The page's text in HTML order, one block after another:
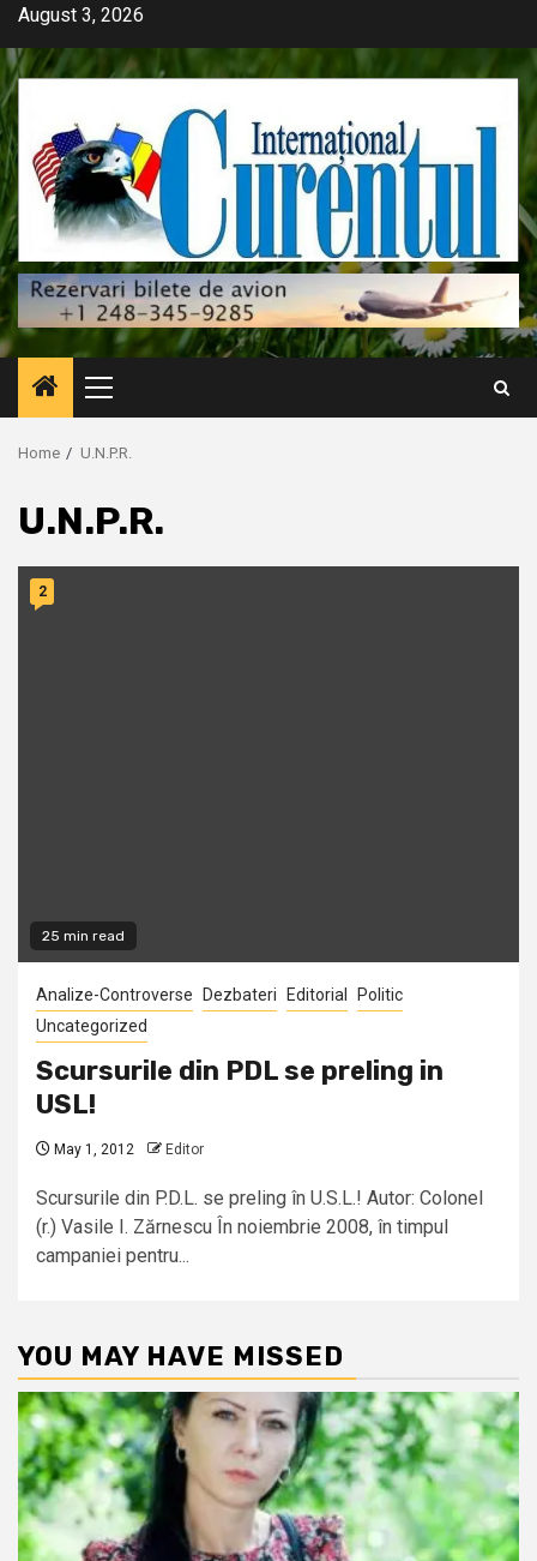
Skip
content
August 3, 2026
Primary
Menu
Home U.N.P.R.
U.N.P.R.
25 min read
2
Analize-Controverse Dezbateri Editorial
Politic
Uncategorized
Scursurile din PDL se preling in
USL!
May 1, 2012 Editor
Scursurile din P.D.L. se preling în U.S.L.! Autor: Colonel
(r.) Vasile I. Zărnescu În noiembrie 2008, în timpul
campaniei pentru...
YOU MAY HAVE MISSED